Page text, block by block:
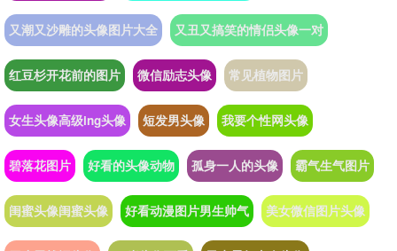
又潮又沙雕的头像图片大全 又丑又搞笑的情侣头像一对
红豆杉开花前的图片 微信励志头像 常见植物图片
女生头像高级ing头像 短发男头像 我要个性网头像
碧落花图片 好看的头像动物 孤身一人的头像 霸气生气图片
闺蜜头像闺蜜头像 好看动漫图片男生帅气 美女微信图片头像